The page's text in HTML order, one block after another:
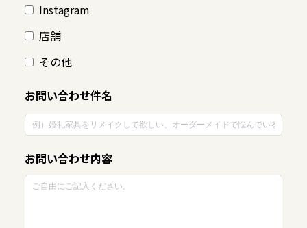
Instagram
店舗
その他
お問い合わせ件名
お問い合わせ内容